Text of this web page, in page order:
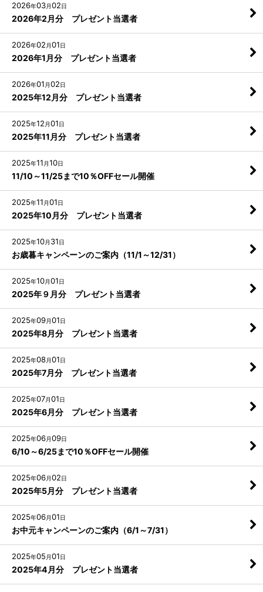
2026年03月02日
2026年2月分 プレゼント当選者
2026年02 月01日
2026年1月分 プレゼント当選者
2026年01 月02日
2025年12月分 プレゼント当選者
2025年12 月01日
2025年11月分 プレゼント当選者
2025年11 月10日
11/10～11/25まで10％OFFセール開催
2025年11 月01日
2025年10月分 プレゼント当選者
2025年10月 31日
お歳暮キャンペーンのご案内（11/1～12/31）
2025年10月01日
2025年９月分 プレゼント当選者
2025年09月01日
2025年8月分 プレゼント当選者
2025年08月01日
2025年7月分 プレゼント当選者
2025年07月01日
2025年6月分 プレゼント当選者
2025年06月09日
6/10～6/25まで10％OFFセール開催
2025年06月02日
2025年5月分 プレゼント当選者
2025年06月01日
お中元キャンペーンのご案内（6/1～7/31）
2025年05 月01日
2025年4月分 プレゼント当選者